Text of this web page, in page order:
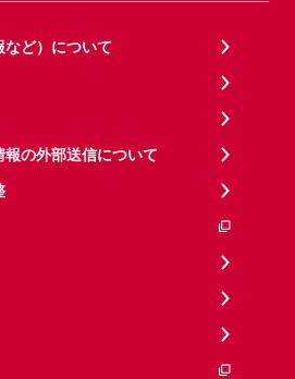
ど）について
の外部送信について